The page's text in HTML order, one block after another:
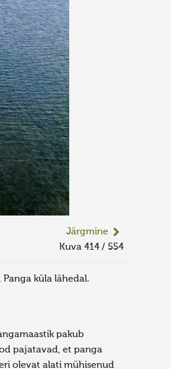
Järgmine
Kuva 414 / 554
küla lähedal.
pakub
pajatavad, et panga
olevat alati mühisenud